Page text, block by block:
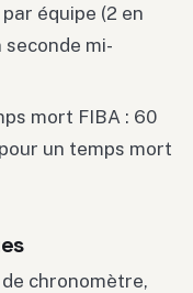
équipe (2 en
mi-
mort FIBA : 60
un temps mort
chronomètre,